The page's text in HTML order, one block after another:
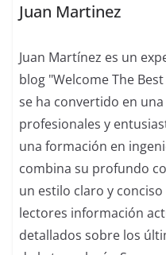
Juan Martinez
Juan Martínez es un
blog "Welcome The
se ha convertido en
profesionales y
una formación en
combina su profundo
un estilo claro y
lectores información
detallados sobre los